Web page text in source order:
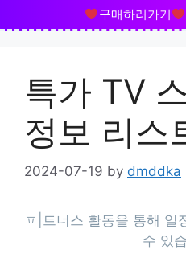
구매하러가기
content특가 TV
정보 리스
2024-07-19 by dmddka